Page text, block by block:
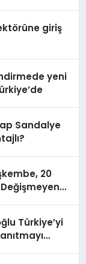
giriş
yeni
Sandalye
20
Türkiye’yi